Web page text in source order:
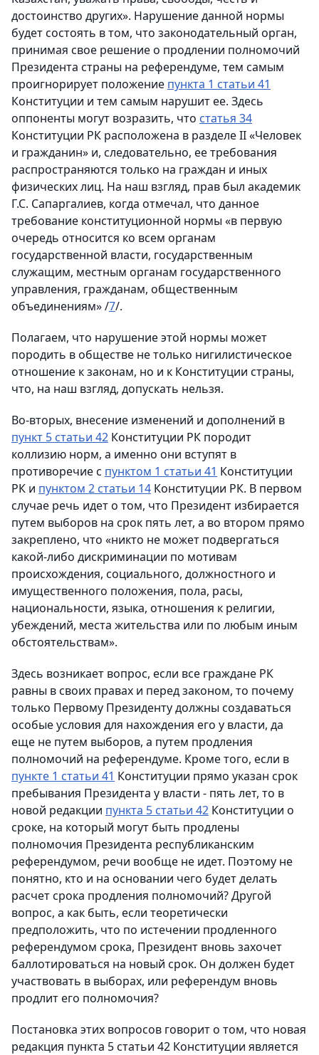
достоинство других». Нарушение данной нормы
будет состоять в том, что законодательный орган,
принимая свое решение о продлении полномочий
Президента страны на референдуме, тем самым
проигнорирует положение пункта 1 статьи 41
Конституции и тем самым нарушит ее. Здесь
оппоненты могут возразить, что статья 34
Конституции РК расположена в разделе II «Человек
и гражданин» и, следовательно, ее требования
распространяются только на граждан и иных
физических лиц. На наш взгляд, прав был академик
Г.С. Сапаргалиев, когда отмечал, что данное
требование конституционной нормы «в первую
очередь относится ко всем органам
государственной власти, государственным
служащим, местным органам государственного
управления, гражданам, общественным
объединениям» /7/.
Полагаем, что нарушение этой нормы может
породить в обществе не только нигилистическое
отношение к законам, но и к Конституции страны,
что, на наш взгляд, допускать нельзя.
Во-вторых, внесение изменений и дополнений в
пункт 5 статьи 42 Конституции РК породит
коллизию норм, а именно они вступят в
противоречие с пунктом 1 статьи 41 Конституции
РК и пунктом 2 статьи 14 Конституции РК. В первом
случае речь идет о том, что Президент избирается
путем выборов на срок пять лет, а во втором прямо
закреплено, что «никто не может подвергаться
какой-либо дискриминации по мотивам
происхождения, социального, должностного и
имущественного положения, пола, расы,
национальности, языка, отношения к религии,
убеждений, места жительства или по любым иным
обстоятельствам».
Здесь возникает вопрос, если все граждане РК
равны в своих правах и перед законом, то почему
только Первому Президенту должны создаваться
особые условия для нахождения его у власти, да
еще не путем выборов, а путем продления
полномочий на референдуме. Кроме того, если в
пункте 1 статьи 41 Конституции прямо указан срок
пребывания Президента у власти - пять лет, то в
новой редакции пункта 5 статьи 42 Конституции о
сроке, на который могут быть продлены
полномочия Президента республиканским
референдумом, речи вообще не идет. Поэтому не
понятно, кто и на основании чего будет делать
расчет срока продления полномочий? Другой
вопрос, а как быть, если теоретически
предположить, что по истечении продленного
референдумом срока, Президент вновь захочет
баллотироваться на новый срок. Он должен будет
участвовать в выборах, или референдум вновь
продлит его полномочия?
Постановка этих вопросов говорит о том, что новая
редакция пункта 5 статьи 42 Конституции является